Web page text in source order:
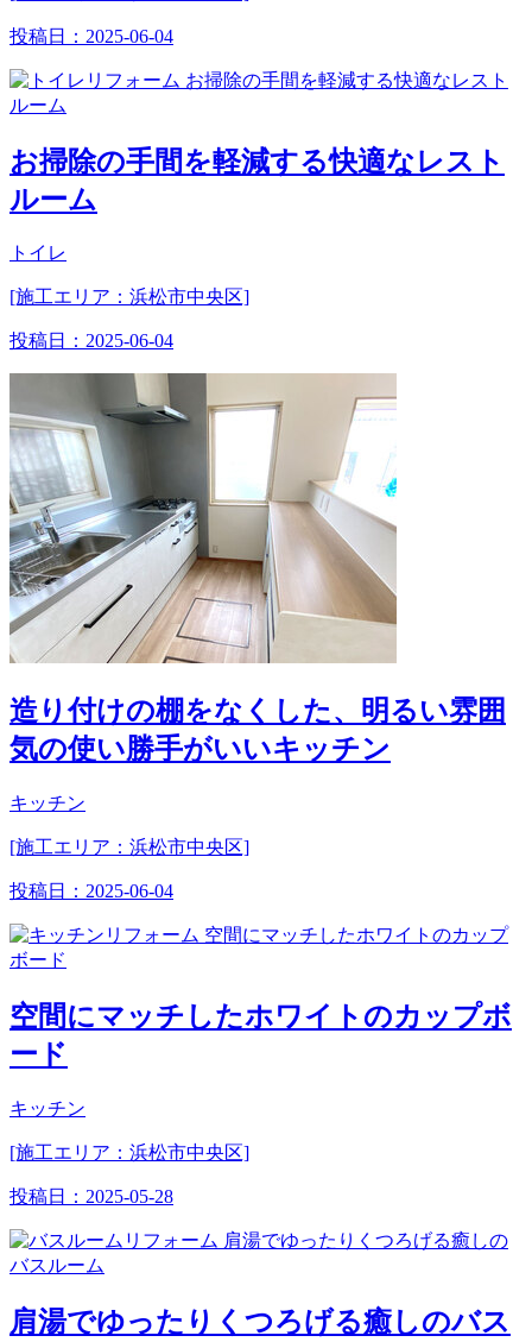
投稿日： 2025-06-04
お掃除の手間を軽減する快適なレスト
ルーム
トイレ
[施工エリア：浜松市中央区]
投稿日： 2025-06-04
造り付けの棚をなくした、明るい雰囲
気の使い勝手がいいキッチン
キッチン
[施工エリア：浜松市中央区]
投稿日： 2025-06-04
空間にマッチしたホワイトのカップボ
ード
キッチン
[施工エリア：浜松市中央区]
投稿日： 2025-05-28
肩湯でゆったりくつろげる癒しのバス